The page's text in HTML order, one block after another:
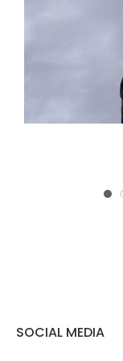
SOCIAL MEDIA